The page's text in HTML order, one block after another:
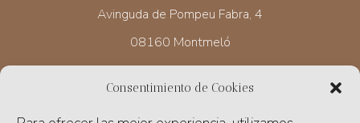
Consentimiento de Cookies
Avinguda de Pompeu Fabra, 4
08160 Montmeló